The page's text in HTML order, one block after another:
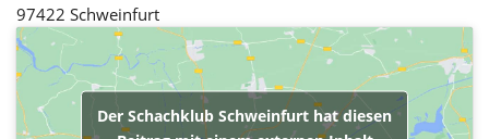
97422 Schweinfurt
Der Schachklub Schweinfurt hat diesen